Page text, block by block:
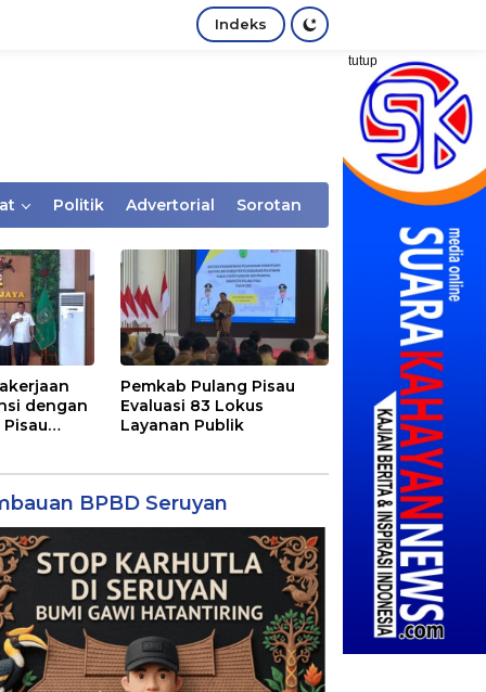
Indeks
tutup
Politik Advertorial Sorotan
dengan
Pemkab Pulang Pisau
Evaluasi 83 Lokus
Layanan Publik
BPBD Seruyan